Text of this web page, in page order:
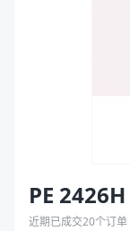
PE 2426H
近期已成交20个订单